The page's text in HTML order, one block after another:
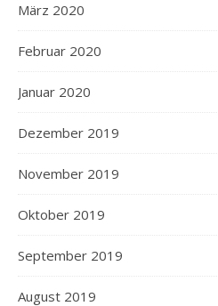
März 2020
Februar 2020
Januar 2020
Dezember 2019
November 2019
Oktober 2019
September 2019
August 2019